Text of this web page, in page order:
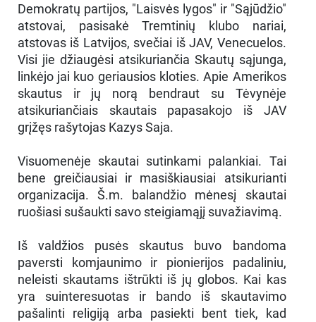
Demokratų partijos, "Laisvės lygos" ir "Sąjūdžio"
atstovai, pasisakė Tremtinių klubo nariai,
atstovas iš Latvijos, svečiai iš JAV, Venecuelos.
Visi jie džiaugėsi atsikuriančia Skautų sąjunga,
linkėjo jai kuo geriausios kloties. Apie Amerikos
skautus ir jų norą bendraut su Tėvynėje
atsikuriančiais skautais papasakojo iš JAV
grįžęs rašytojas Kazys Saja.
Visuomenėje skautai sutinkami palankiai. Tai
bene greičiausiai ir masiškiausiai atsikurianti
organizacija. Š.m. balandžio mėnesį skautai
ruošiasi sušaukti savo steigiamąjį suvažiavimą.
Iš valdžios pusės skautus buvo bandoma
paversti komjaunimo ir pionierijos padaliniu,
neleisti skautams ištrūkti iš jų globos. Kai kas
yra suinteresuotas ir bando iš skautavimo
pašalinti religiją arba pasiekti bent tiek, kad